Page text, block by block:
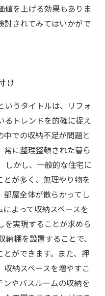
値を上げる効果もありま
討されてみてはいかがで
け
いうタイトルは、リフォ
るトレンドを的確に捉え
での収納不足が問題と
常に整理整頓された暮ら
しかし、一般的な住宅に
とが多く、無理やり物を
屋全体が散らかってし
よって収納スペースを
を実現することが求めら
棚を設置することで、
ができます。また、押
納スペースを増やすこ
ンやバスルームの収納を